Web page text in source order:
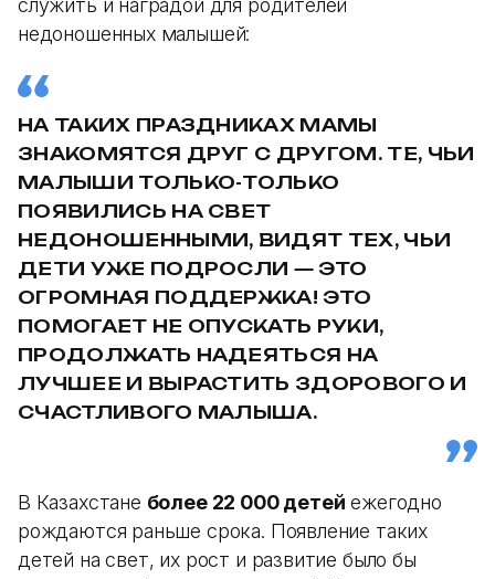
недоношенных малышей:
НА ТАКИХ ПРАЗДНИКАХ МАМЫ
ЗНАКОМЯТСЯ ДРУГ С ДРУГОМ. ТЕ, ЧЬИ
МАЛЫШИ ТОЛЬКО-ТОЛЬКО
ПОЯВИЛИСЬ НА СВЕТ
НЕДОНОШЕННЫМИ, ВИДЯТ ТЕХ, ЧЬИ
ДЕТИ УЖЕ ПОДРОСЛИ — ЭТО
ОГРОМНАЯ ПОДДЕРЖКА! ЭТО
ПОМОГАЕТ НЕ ОПУСКАТЬ РУКИ,
ПРОДОЛЖАТЬ НАДЕЯТЬСЯ НА
ЛУЧШЕЕ И ВЫРАСТИТЬ ЗДОРОВОГО И
СЧАСТЛИВОГО МАЛЫША.
В Казахстане более 22 000 детей ежегодно
рождаются раньше срока. Появление таких
детей на свет, их рост и развитие было бы